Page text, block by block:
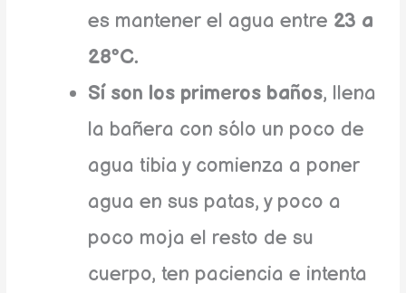
es mantener el agua entre 23 a
28ºC.
Sí son los primeros baños, llena
la bañera con sólo un poco de
agua tibia y comienza a poner
agua en sus patas, y poco a
poco moja el resto de su
cuerpo, ten paciencia e intenta